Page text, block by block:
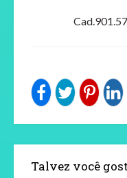
Talvez você